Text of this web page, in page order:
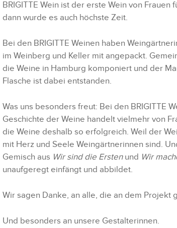
BRIGITTE Wein ist der erste Wein von
dann wurde es auch höchste Zeit.
Bei den BRIGITTE Weinen haben
im Weinberg und Keller mit angepackt.
die Weine in Hamburg komponiert und der
Flasche ist dabei entstanden.
Was uns besonders freut: Bei den BRIGITTE
Geschichte der Weine handelt vielmehr von
die Weine deshalb so erfolgreich. Weil der
mit Herz und Seele Weingärtnerinnen sind.
Gemisch aus Wir sind die Erstenund Wir
unaufgeregt einfängt und abbildet.
Wir sagen Danke, an alle, die an dem Projekt
Und besonders an unsere Gestalterinnen.